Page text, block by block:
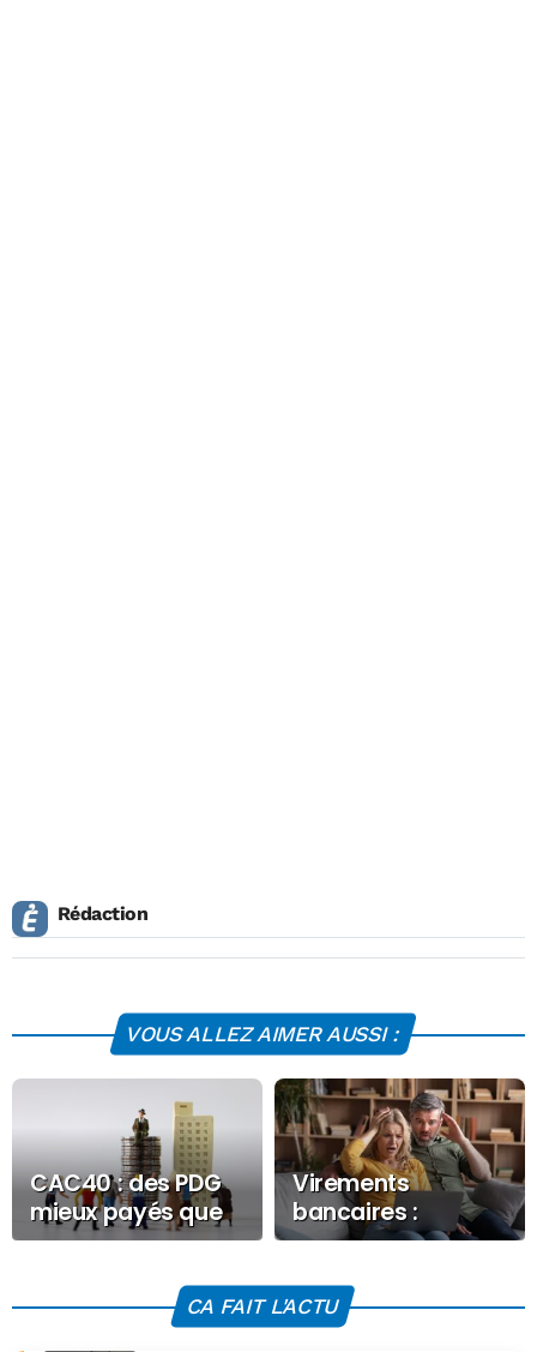
Rédaction
VOUS ALLEZ AIMER AUSSI :
CAC40 : des PDG
mieux payés que
jamais, +11 % en 2
Virements
bancaires :
attention, vos
risquent de rester
bloqués à Noël
CA FAIT L'ACTU